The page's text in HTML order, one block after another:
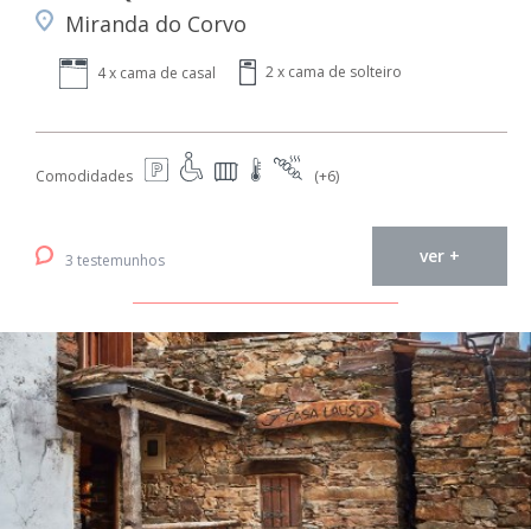
Miranda do Corvo
4 x cama de casal 2 x cama de solteiro
Comodidades (+6)
3 testemunhos ver +